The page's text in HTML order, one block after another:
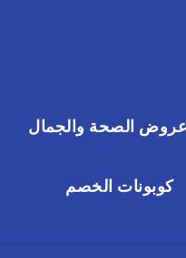
عروض الصحة والجمال
كوبونات الخصم